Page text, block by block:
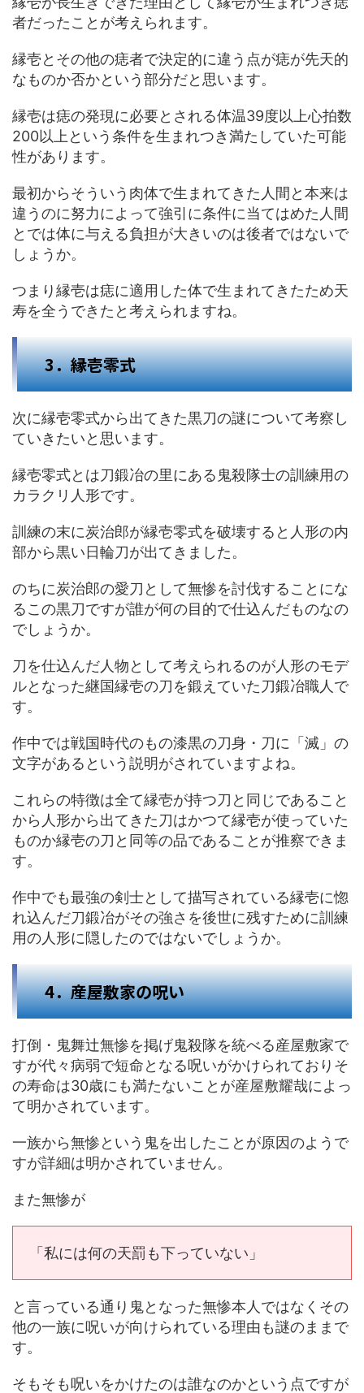
者だったことが考えられます。
縁壱とその他の痣者で決定的に違う点が痣が先天的
なものか否かという部分だと思います。
縁壱は痣の発現に必要とされる体温39度以上心拍数
200以上という条件を生まれつき満たしていた可能
性があります。
最初からそういう肉体で生まれてきた人間と本来は
違うのに努力によって強引に条件に当てはめた人間
とでは体に与える負担が大きいのは後者ではないで
しょうか。
つまり縁壱は痣に適用した体で生まれてきたため天
寿を全うできたと考えられますね。
3．縁壱零式
次に縁壱零式から出てきた黒刀の謎について考察し
ていきたいと思います。
縁壱零式とは刀鍛冶の里にある鬼殺隊士の訓練用の
カラクリ人形です。
訓練の末に炭治郎が縁壱零式を破壊すると人形の内
部から黒い日輪刀が出てきました。
のちに炭治郎の愛刀として無惨を討伐することにな
るこの黒刀ですが誰が何の目的で仕込んだものなの
でしょうか。
刀を仕込んだ人物として考えられるのが人形のモデ
ルとなった継国縁壱の刀を鍛えていた刀鍛冶職人で
す。
作中では戦国時代のもの漆黒の刀身・刀に「滅」の
文字があるという説明がされていますよね。
これらの特徴は全て縁壱が持つ刀と同じであること
から人形から出てきた刀はかつて縁壱が使っていた
ものか縁壱の刀と同等の品であることが推察できま
す。
作中でも最強の剣士として描写されている縁壱に惚
れ込んだ刀鍛冶がその強さを後世に残すために訓練
用の人形に隠したのではないでしょうか。
4．産屋敷家の呪い
打倒・鬼舞辻無惨を掲げ鬼殺隊を統べる産屋敷家で
すが代々病弱で短命となる呪いがかけられておりそ
の寿命は30歳にも満たないことが産屋敷耀哉によっ
て明かされています。
一族から無惨という鬼を出したことが原因のようで
すが詳細は明かされていません。
また無惨が
「私には何の天罰も下っていない」
と言っている通り鬼となった無惨本人ではなくその
他の一族に呪いが向けられている理由も謎のままで
す。
そもそも呪いをかけたのは誰なのかという点ですが